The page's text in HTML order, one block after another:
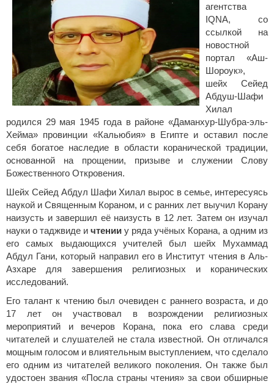
агентства
IQNA, со
ссылкой на
новостной
портал «Аш-
Шороук»,
шейх Сейед
Абдуш-Шафи
Хилал
родился 29 мая 1945 года в районе «Даманхур-Шубра-эль-
Хейма» провинции «Кальюбия» в Египте и оставил после
себя богатое наследие в области коранической традиции,
основанной на прощении, призыве и служении Слову
Божественного Откровения.
Шейх Сейед Абдул Шафи Хилал вырос в семье, интересуясь
наукой и Священным Кораном, и с ранних лет выучил Корану
наизусть и завершил её наизусть в 12 лет. Затем он изучал
науки о таджвиде и чтении у ряда учёных Корана, а одним из
его самых выдающихся учителей был шейх Мухаммад
Абдул Гани, который направил его в Институт чтения в Аль-
Азхаре для завершения религиозных и коранических
исследований.
Его талант к чтению был очевиден с раннего возраста, и до
17 лет он участвовал в возрождении религиозных
мероприятий и вечеров Корана, пока его слава среди
читателей и слушателей не стала известной. Он отличался
мощным голосом и влиятельным выступлением, что сделало
его одним из читателей великого поколения. Он также был
удостоен звания «Посла страны чтения» за свои обширные